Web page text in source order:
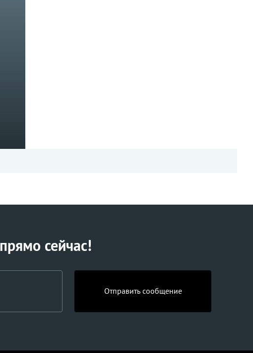
сейчас!
Отправить сообщение